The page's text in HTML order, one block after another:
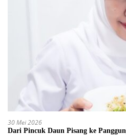
30 Mei 2026
Dari Pincuk Daun Pisang ke